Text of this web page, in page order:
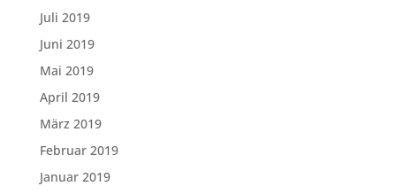
Juli 2019
Juni 2019
Mai 2019
April 2019
März 2019
Februar 2019
Januar 2019